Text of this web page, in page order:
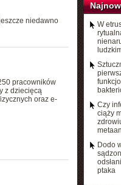
niedawno
pracowników
z dziecięcą
oraz e-
W
Czy
ciąży
Dodo
ptaka